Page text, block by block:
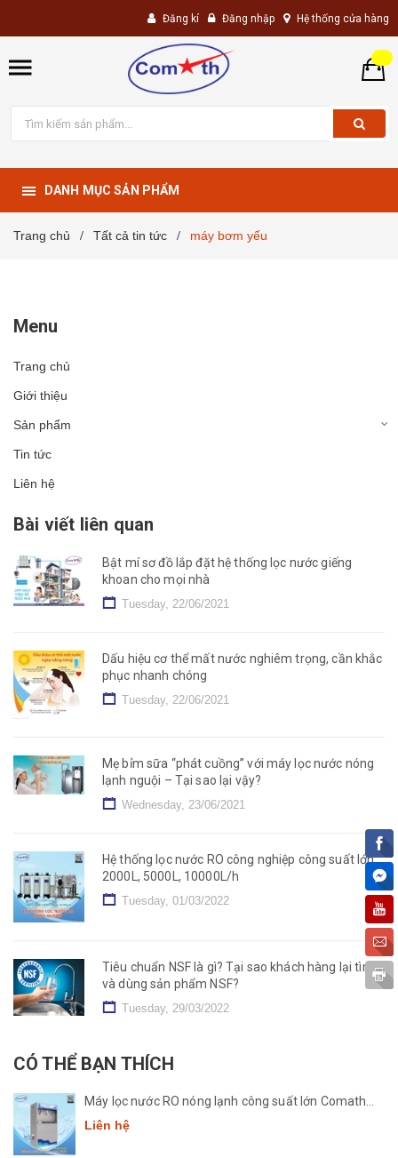
Đăng kí Đăng nhập Hệ thống cửa hàng
DANH MỤC SẢN PHẨM
Trang chủ / Tất cả tin tức / máy bơm yếu
Menu
Trang chủ
Giới thiệu
Sản phẩm
Tin tức
Liên hệ
Bài viết liên quan
Bật mí sơ đồ lắp đặt hệ thống lọc nước giếng
khoan cho mọi nhà
Tuesday, 22/06/2021
Dấu hiệu cơ thể mất nước nghiêm trọng, cần khắc
phục nhanh chóng
Tuesday, 22/06/2021
Mẹ bỉm sữa “phát cuồng” với máy lọc nước nóng
lạnh nguội – Tại sao lại vậy?
Wednesday, 23/06/2021
Hệ thống lọc nước RO công nghiệp công suất lớn
2000L, 5000L, 10000L/h
Tuesday, 01/03/2022
Tiêu chuẩn NSF là gì? Tại sao khách hàng lại tìm
và dùng sản phẩm NSF?
Tuesday, 29/03/2022
CÓ THỂ BẠN THÍCH
Máy lọc nước RO nóng lạnh công suất lớn Comath
CM2681-50
Liên hệ